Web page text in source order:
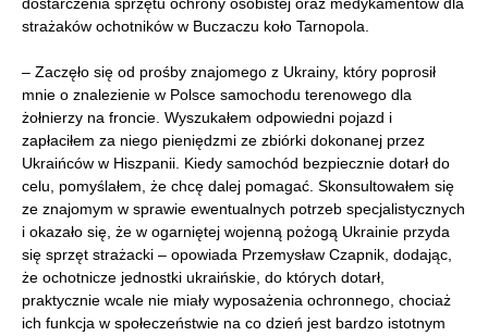
strażaków ochotników w Buczaczu koło Tarnopola.
– Zaczęło się od prośby znajomego z Ukrainy, który poprosił
mnie o znalezienie w Polsce samochodu terenowego dla
żołnierzy na froncie. Wyszukałem odpowiedni pojazd i
zapłaciłem za niego pieniędzmi ze zbiórki dokonanej przez
Ukraińców w Hiszpanii. Kiedy samochód bezpiecznie dotarł do
celu, pomyślałem, że chcę dalej pomagać. Skonsultowałem się
ze znajomym w sprawie ewentualnych potrzeb specjalistycznych
i okazało się, że w ogarniętej wojenną pożogą Ukrainie przyda
się sprzęt strażacki – opowiada Przemysław Czapnik, dodając,
że ochotnicze jednostki ukraińskie, do których dotarł,
praktycznie wcale nie miały wyposażenia ochronnego, chociaż
ich funkcja w społeczeństwie na co dzień jest bardzo istotnym